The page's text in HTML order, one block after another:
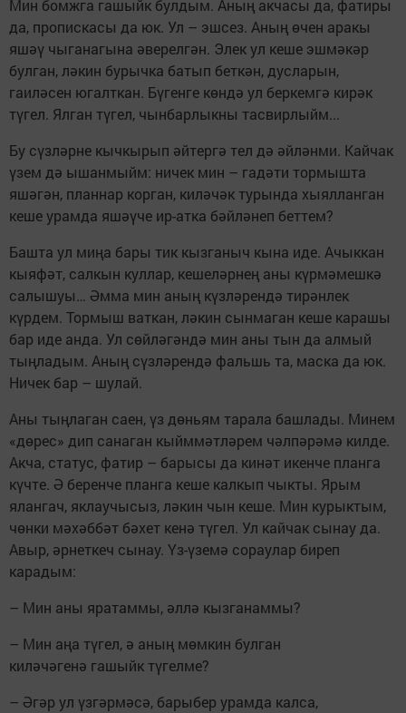
Мин бомжга гашыйк булдым. Аның акчасы да, фатиры
да, пропискасы да юк. Ул – эшсез. Аның өчен аракы
яшәү чыганагына әверелгән. Элек ул кеше эшмәкәр
булган, ләкин бурычка батып беткән, дусларын,
гаиләсен югалткан. Бүгенге көндә ул беркемгә кирәк
түгел. Ялган түгел, чынбарлыкны тасвирлыйм...
Бу сүзләрне кычкырып әйтергә тел дә әйләнми. Кайчак
үзем дә ышанмыйм: ничек мин – гадәти тормышта
яшәгән, планнар корган, киләчәк турында хыялланган
кеше урамда яшәүче ир-атка бәйләнеп беттем?
Башта ул миңа бары тик кызганыч кына иде. Ачыккан
кыяфәт, салкын куллар, кешеләрнең аны күрмәмешкә
салышуы… Әмма мин аның күзләрендә тирәнлек
күрдем. Тормыш ваткан, ләкин сынмаган кеше карашы
бар иде анда. Ул сөйләгәндә мин аны тын да алмый
тыңладым. Аның сүзләрендә фальшь та, маска да юк.
Ничек бар – шулай.
Аны тыңлаган саен, үз дөньям тарала башлады. Минем
«дөрес» дип санаган кыйммәтләрем чәлпәрәмә килде.
Акча, статус, фатир – барысы да кинәт икенче планга
күчте. Ә беренче планга кеше калкып чыкты. Ярым
ялангач, яклаучысыз, ләкин чын кеше. Мин курыктым,
чөнки мәхәббәт бәхет кенә түгел. Ул кайчак сынау да.
Авыр, әрнеткеч сынау. Үз-үземә сораулар биреп
карадым:
– Мин аны яратаммы, әллә кызганаммы?
– Мин аңа түгел, ә аның мөмкин булган
киләчәгенә гашыйк түгелме?
– Әгәр ул үзгәрмәсә, барыбер урамда калса,